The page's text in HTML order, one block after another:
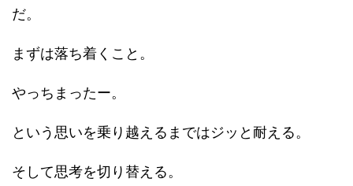
だ。
まずは落ち着くこと。
やっちまったー。
という思いを乗り越えるまではジッと耐える。
そして思考を切り替える。